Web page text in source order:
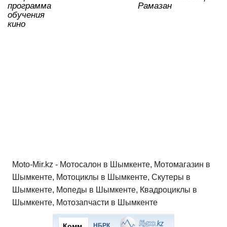
программа
обучения
кино
Рамазан
Moto-Mir.kz - Мотосалон в Шымкенте, Мотомагазин в
Шымкенте, Мотоциклы в Шымкенте, Скутеры в
Шымкенте, Мопеды в Шымкенте, Квадроциклы в
Шымкенте, Мотозапчасти в Шымкенте